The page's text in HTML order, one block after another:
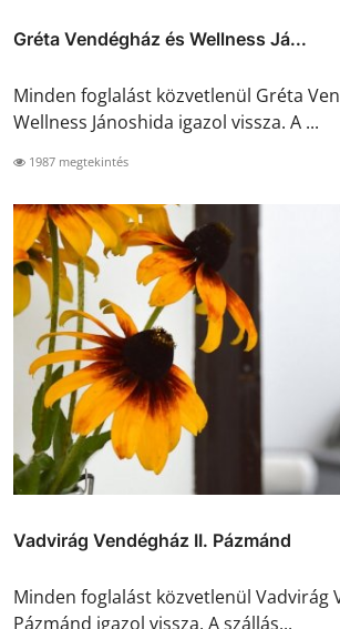
Gréta Vendégház és Wellness Já...
Minden foglalást közvetlenül Gréta
Wellness Jánoshida igazol vissza. A ...
1987 megtekintés
Vadvirág Vendégház II. Pázmánd
Minden foglalást közvetlenül Vadvirág
Pázmánd igazol vissza. A szállás...